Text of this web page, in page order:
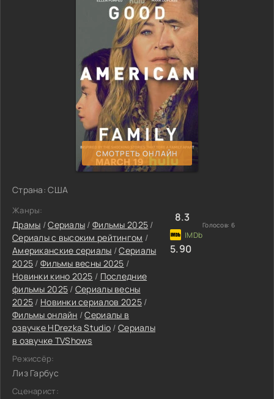
СМОТРЕТЬ ОНЛАЙН
Страна: США
Жанры:
Драмы /Сериалы /Фильмы 2025 /
Сериалы с высоким рейтингом /
Американские сериалы /Сериалы
2025 / Фильмы весны 2025 /
Новинки кино 2025 / Последние
фильмы 2025 / Сериалы весны
2025 / Новинки сериалов 2025/
Фильмы онлайн /Сериалы в
озвучке HDrezka Studio /Сериалы
в озвучке TVShows
Режиссёр:
Лиз Гарбус
Сценарист:
8.3
Голосов: 6
5.90